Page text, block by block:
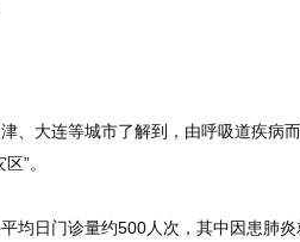
、大连等城市了解到，由呼吸道疾病
”。
均日门诊量约500人次，其中因患肺